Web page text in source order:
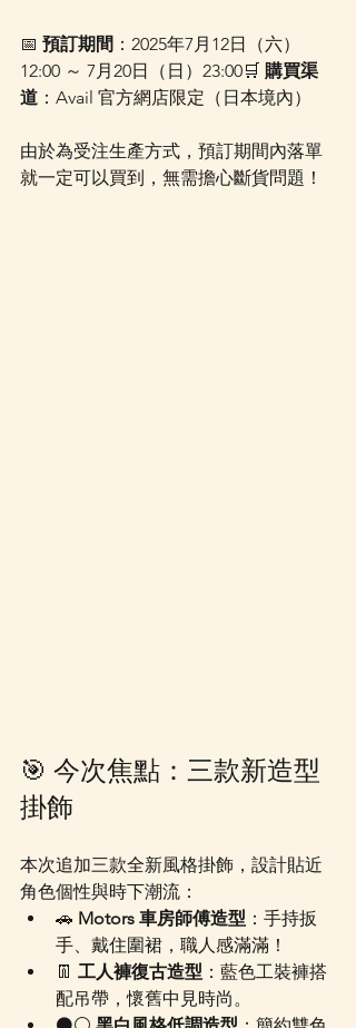
📅 預訂期間 ：2025年7月12日（六）
12:00 ～ 7月20日（日）23:00🛒 購買渠
道 ：Avail 官方網店限定（日本境內）
由於為受注生產方式，預訂期間內落單
就一定可以買到，無需擔心斷貨問題！
🎯 今次焦點：三款新造型
掛飾
本次追加三款全新風格掛飾，設計貼近
角色個性與時下潮流：
🚗 Motors 車房師傅造型 ：手持扳
手、戴住圍裙，職人感滿滿！
👖 工人褲復古造型 ：藍色工裝褲搭
配吊帶，懷舊中見時尚。